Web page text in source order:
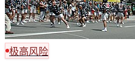
极高风险